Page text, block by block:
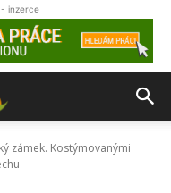
- inzerce
zámek. Kostýmovanými